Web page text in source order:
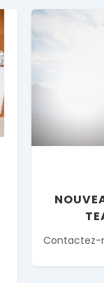
Contactez-